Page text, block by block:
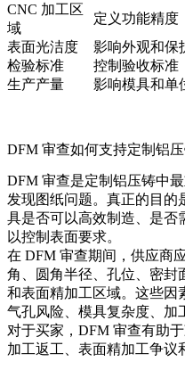
CNC 加工区
域
定义功能精度
表面光洁度
影响外观和保
检验标准
控制验收标准
生产产量
影响模具和单
DFM 审查如何支持定制铝
DFM 审查是定制铝压铸中
发现图纸问题。真正的目的
具是否可以高效制造、是否
以控制表面要求。
在 DFM 审查期间，供应商
角、圆角半径、孔位、密封
和表面精加工区域。这些因
气孔风险、模具复杂度、加
对于买家，DFM 审查有助
加工返工、表面精加工争议